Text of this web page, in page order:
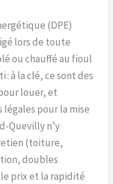
(DPE)
lors de toute
ou chauffé au fioul
à la clé, ce sont des
louer, et
pour la mise
Quevilly n’y
(toiture,
doubles
prix et la rapidité